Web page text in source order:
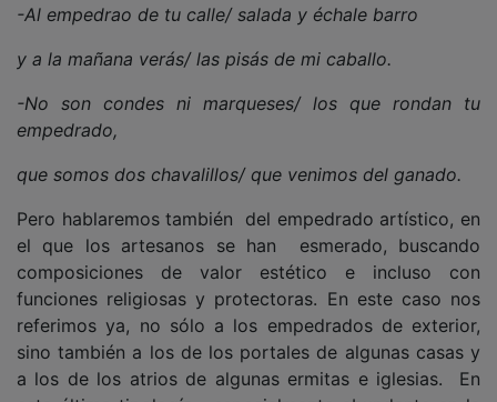
empedrado,
el que los artesanos se han esmerado, buscando
composiciones de valor estético e incluso con
funciones religiosas y protectoras. En este caso nos
referimos ya, no sólo a los empedrados de exterior,
sino también a los de los portales de algunas casas y
a los de los atrios de algunas ermitas e iglesias. En
esta última tipología, especialmente abundante en la